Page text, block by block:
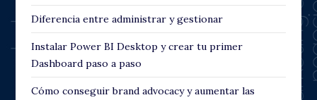
Diferencia entre administrar y gestionar
Instalar Power BI Desktop y crear tu primer
Dashboard paso a paso
Cómo conseguir brand advocacy y aumentar las